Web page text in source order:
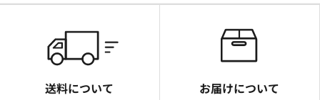
送料について お届けについて